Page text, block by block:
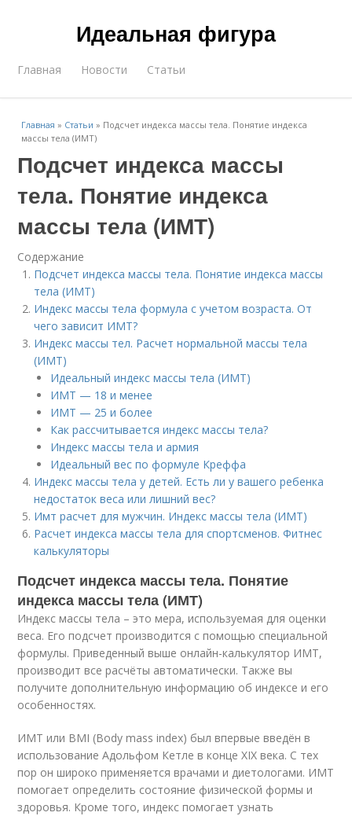
Идеальная фигура
Главная Новости Статьи
Главная » Статьи » Подсчет индекса массы тела. Понятие индекса
массы тела (ИМТ)
Подсчет индекса массы
тела. Понятие индекса
массы тела (ИМТ)
Содержание
Подсчет индекса массы тела. Понятие индекса массы
тела (ИМТ)
Индекс массы тела формула с учетом возраста. От
чего зависит ИМТ?
Индекс массы тел. Расчет нормальной массы тела
(ИМТ)
Идеальный индекс массы тела (ИМТ)
ИМТ — 18 и менее
ИМТ — 25 и более
Как рассчитывается индекс массы тела?
Индекс массы тела и армия
Идеальный вес по формуле Креффа
Индекс массы тела у детей. Есть ли у вашего ребенка
недостаток веса или лишний вес?
Имт расчет для мужчин. Индекс массы тела (ИМТ)
Расчет индекса массы тела для спортсменов. Фитнес
калькуляторы
Подсчет индекса массы тела. Понятие
индекса массы тела (ИМТ)
Индекс массы тела – это мера, используемая для оценки
веса. Его подсчет производится с помощью специальной
формулы. Приведенный выше онлайн-калькулятор ИМТ,
производит все расчёты автоматически. Также вы
получите дополнительную информацию об индексе и его
особенностях.
ИМТ или BMI (Body mass index) был впервые введён в
использование Адольфом Кетле в конце XIX века. С тех
пор он широко применяется врачами и диетологами. ИМТ
помогает определить состояние физической формы и
здоровья. Кроме того, индекс помогает узнать